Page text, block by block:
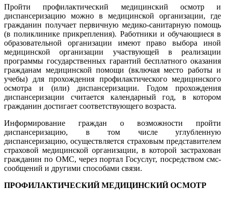
Пройти профилактический медицинский осмотр и
диспансеризацию можно в медицинской организации, где
гражданин получает первичную медико-санитарную помощь
(в поликлинике прикрепления). Работники и обучающиеся в
образовательной организации имеют право выбора иной
медицинской организации участвующей в реализации
программы государственных гарантий бесплатного оказания
гражданам медицинской помощи (включая место работы и
учебы) для прохождения профилактического медицинского
осмотра и (или) диспансеризации. Годом прохождения
диспансеризации считается календарный год, в котором
гражданин достигает соответствующего возраста.
Информирование граждан о возможности пройти
диспансеризацию, в том числе углубленную
диспансеризацию, осуществляется страховым представителем
страховой медицинской организации, в которой застрахован
гражданин по ОМС, через портал Госуслуг, посредством смс-
сообщений и другими способами связи.
ПРОФИЛАКТИЧЕСКИЙ МЕДИЦИНСКИЙ ОСМОТР